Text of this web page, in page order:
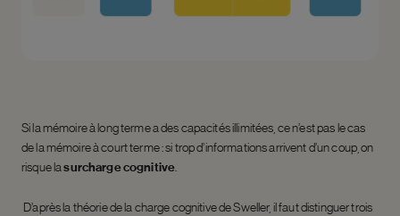
Si la mémoire à long terme a des capacités illimitées, ce n’est pas le cas
de la mémoire à court terme : si trop d’informations arrivent d’un coup, on
risque lasurcharge cognitive
D’après la théorie de la charge cognitive de Sweller, il faut distinguer trois